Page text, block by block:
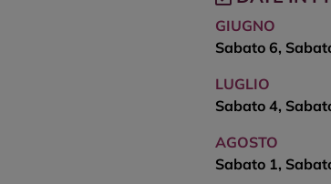
GIUGNO
Sabato 6,
LUGLIO
Sabato 4,
AGOSTO
Sabato 1,